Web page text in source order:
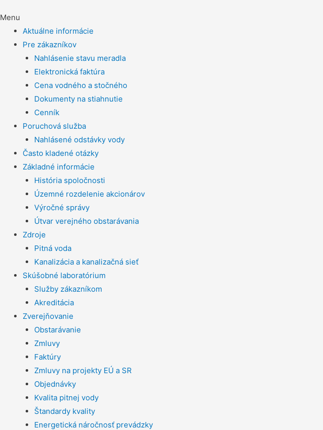
Menu
Aktuálne informácie
Pre zákazníkov
Nahlásenie stavu meradla
Elektronická faktúra
Cena vodného a stočného
Dokumenty na stiahnutie
Cenník
Poruchová služba
Nahlásené odstávky vody
Často kladené otázky
Základné informácie
História spoločnosti
Územné rozdelenie akcionárov
Výročné správy
Útvar verejného obstarávania
Zdroje
Pitná voda
Kanalizácia a kanalizačná sieť
Skúšobné laboratórium
Služby zákazníkom
Akreditácia
Zverejňovanie
Obstarávanie
Zmluvy
Faktúry
Zmluvy na projekty EÚ a SR
Objednávky
Kvalita pitnej vody
Štandardy kvality
Energetická náročnosť prevádzky